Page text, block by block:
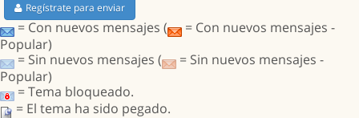
Regístrate para enviar
= Con nuevos mensajes (
= Con nuevos mensajes -
Popular)
= Sin nuevos mensajes (
= Sin nuevos mensajes -
Popular)
= Tema bloqueado.
= El tema ha sido pegado.